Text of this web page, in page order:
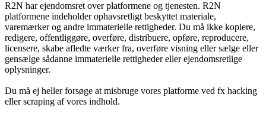
R2N har ejendomsret over platformene og tjenesten. R2N
platformene indeholder ophavsretligt beskyttet materiale,
varemærker og andre immaterielle rettigheder. Du må ikke kopiere,
redigere, offentliggøre, overføre, distribuere, opføre, reproducere,
licensere, skabe afledte værker fra, overføre visning eller sælge eller
gensælge sådanne immaterielle rettigheder eller ejendomsretlige
oplysninger.
Du må ej heller forsøge at misbruge vores platforme ved fx hacking
eller scraping af vores indhold.